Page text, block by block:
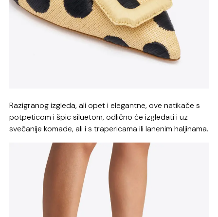
Razigranog izgleda, ali opet i elegantne, ove natikače s
potpeticom i špic siluetom, odlično će izgledati i uz
svečanije komade, ali i s trapericama ili lanenim haljinama.